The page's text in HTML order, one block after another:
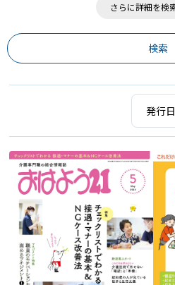
さらに詳細を検